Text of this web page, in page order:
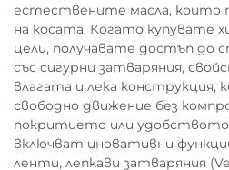
естествените масла, които
на косата. Когато купувате
цели, получавате достъп до
със сигурни затваряния,
влагата и лека конструкция,
свободно движение без
покритието или
включват иновативни
ленти, лепкави затваряния